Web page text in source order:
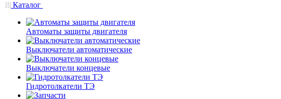
Каталог
Автоматы защиты двигателя
Выключатели автоматические
Выключатели концевые
Гидротолкатели ТЭ